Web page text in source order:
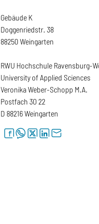
Gebäude K
Doggenriedstr. 38
88250 Weingarten
RWU Hochschule Ravensburg-
University of Applied Sciences
Veronika Weber-Schopp M.A.
Postfach 30 22
D 88216 Weingarten
facebookwhatsapptwitterlinkedinletter